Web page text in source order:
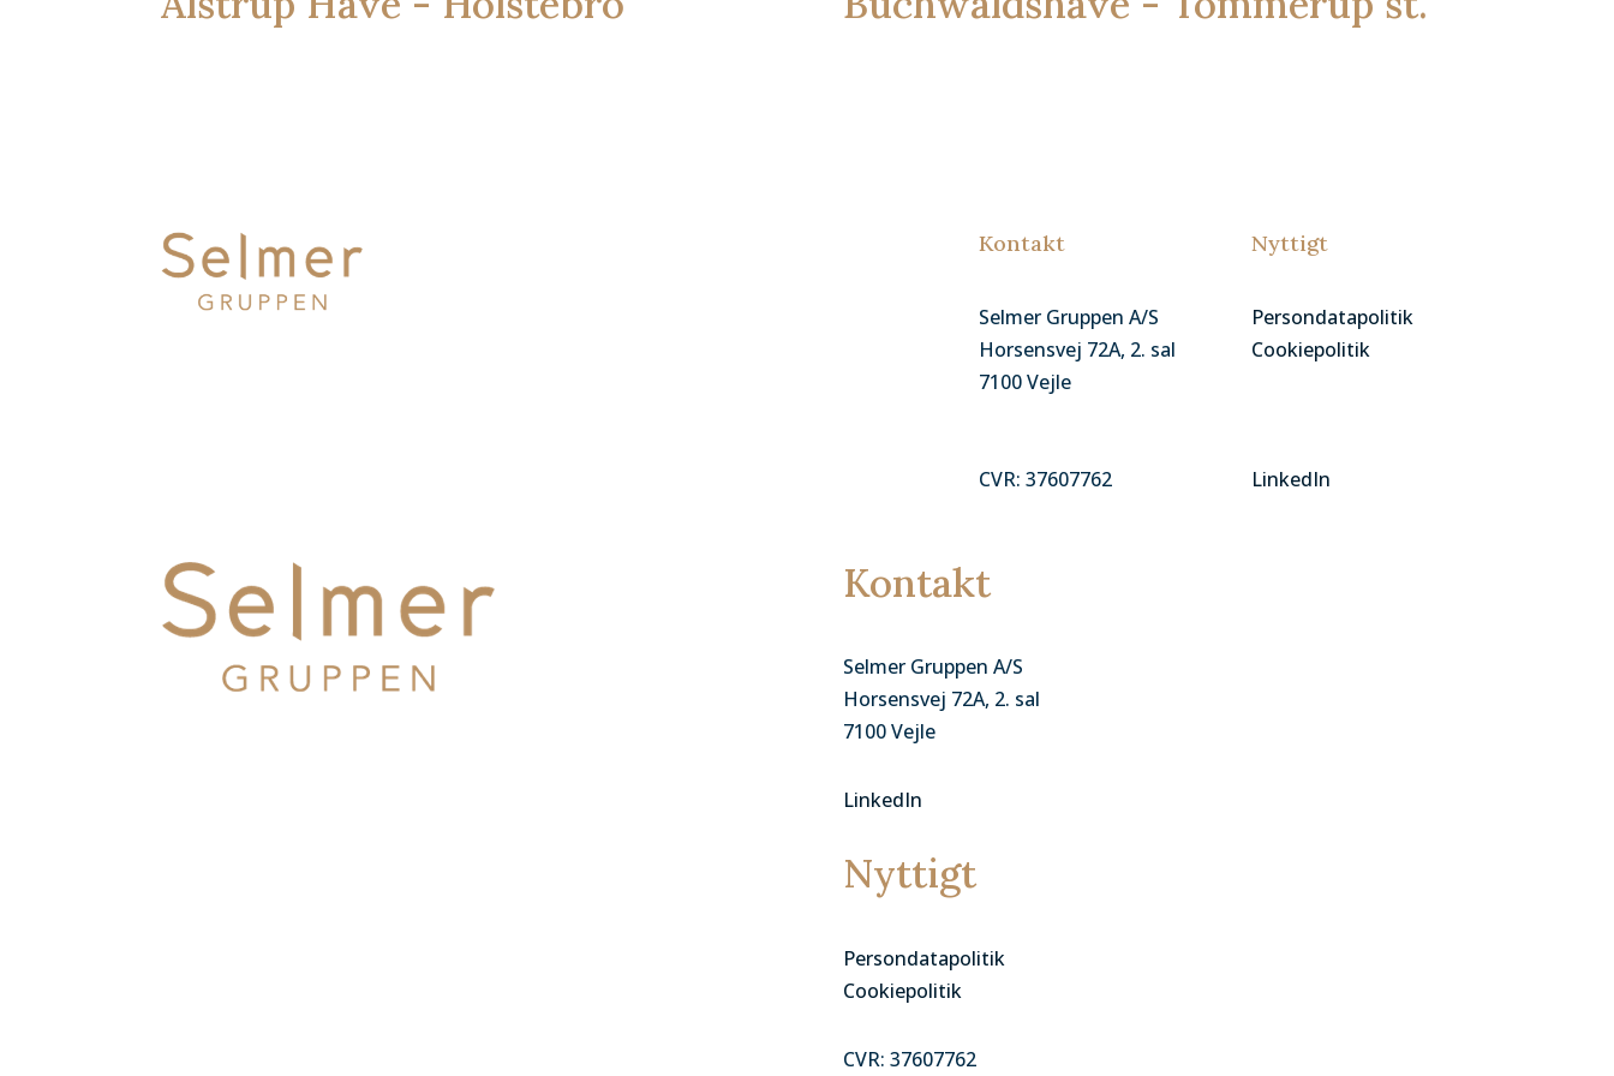
Kontakt
Selmer Gruppen A/S
Horsensvej 72A, 2. sal
7100 Vejle
Nyttigt
Persondatapolitik
Cookiepolitik
CVR: 37607762 LinkedIn
Kontakt
Selmer Gruppen A/S
Horsensvej 72A, 2. sal
7100 Vejle
LinkedIn
Nyttigt
Persondatapolitik
Cookiepolitik
CVR: 37607762